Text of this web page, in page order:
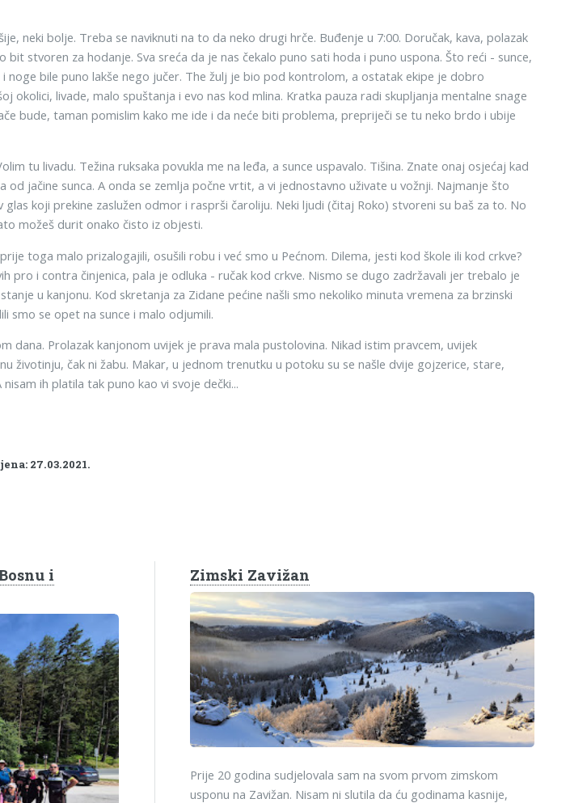
neki bolje. Treba se naviknuti na to da neko drugi hrče. Buđenje u 7:00. Doručak, kava, polazak
bit stvoren za hodanje. Sva sreća da je nas čekalo puno sati hoda i puno uspona. Što reći - sunce,
i noge bile puno lakše nego jučer. The žulj je bio pod kontrolom, a ostatak ekipe je dobro
okolici, livade, malo spuštanja i evo nas kod mlina. Kratka pauza radi skupljanja mentalne snage
bude, taman pomislim kako me ide i da neće biti problema, prepriječi se tu neko brdo i ubije
tu livadu. Težina ruksaka povukla me na leđa, a sunce uspavalo. Tišina. Znate onaj osjećaj kad
jačine sunca. A onda se zemlja počne vrtit, a vi jednostavno uživate u vožnji. Najmanje što
koji prekine zaslužen odmor i rasprši čaroliju. Neki ljudi (čitaj Roko) stvoreni su baš za to. No
možeš durit onako čisto iz objesti.
toga malo prizalogajili, osušili robu i već smo u Pećnom. Dilema, jesti kod škole ili kod crkve?
pro i contra činjenica, pala je odluka - ručak kod crkve. Nismo se dugo zadržavali jer trebalo je
u kanjonu. Kod skretanja za Zidane pećine našli smo nekoliko minuta vremena za brzinski
smo se opet na sunce i malo odjumili.
dana. Prolazak kanjonom uvijek je prava mala pustolovina. Nikad istim pravcem, uvijek
životinju, čak ni žabu. Makar, u jednom trenutku u potoku su se našle dvije gojzerice, stare,
ih platila tak puno kao vi svoje dečki...
27.03.2021.
i
Zimski Zavižan
Prije 20 godina sudjelovala sam na svom prvom zimskom
usponu na Zavižan. Nisam ni slutila da ću godinama kasnije,